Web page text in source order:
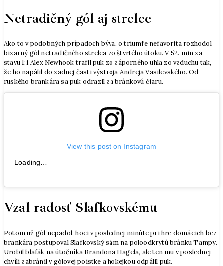
Netradičný gól aj strelec
Ako to v podobných prípadoch býva, o triumfe nefavorita rozhodol
bizarný gól netradičného strelca zo štvrtého útoku. V 52. min za
stavu 1:1 Alex Newhook trafil puk zo záporného uhla zo vzduchu tak,
že ho napálil do zadnej časti výstroja Andreja Vasilevského. Od
ruského brankára sa puk odrazil za bránkovú čiaru.
View this post on Instagram
Loading…
Vzal radosť Slafkovskému
Potom už gól nepadol, hoci v poslednej minúte pri hre domácich bez
brankára postupoval Slafkovský sám na poloodkrytú bránku Tampy.
Urobil blafák na útočníka Brandona Hagela, ale ten mu v poslednej
chvíli zabránil v gólovej poistke a hokejkou odpálil puk.